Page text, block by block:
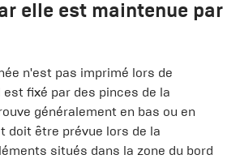
elle est maintenue par
n'est pas imprimé lors de
fixé par des pinces de la
généralement en bas ou en
doit être prévue lors de la
situés dans la zone du bord